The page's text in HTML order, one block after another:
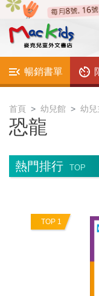
暢銷書單
首頁 幼兒館 幼兒
恐龍
熱門排行 TOP
TOP 1